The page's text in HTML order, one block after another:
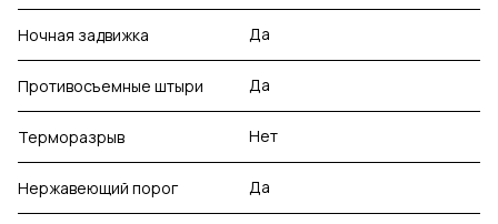
Ночная задвижка Да
Противосъемные штыри Да
Терморазрыв Нет
Нержавеющий порог Да